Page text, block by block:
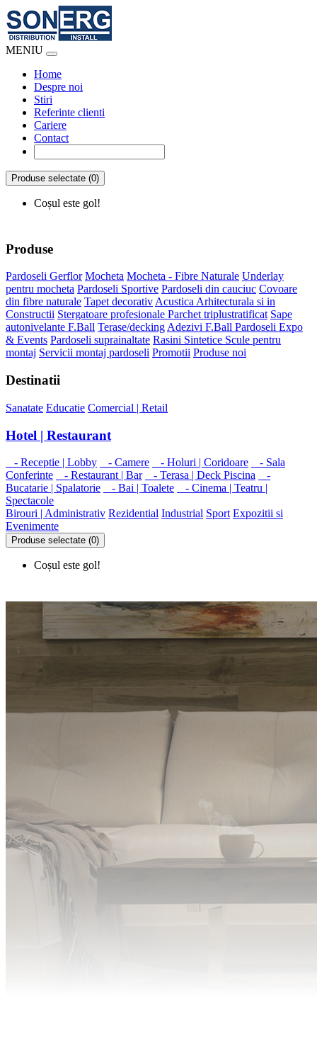
MENIU
Home
Despre noi
Stiri
Referinte clienti
Cariere
Contact
Produse selectate (0)
Coșul este gol!
Produse
Pardoseli Gerflor Mocheta Mocheta - Fibre Naturale Underlay
pentru mocheta Pardoseli Sportive Pardoseli din cauciuc Covoare
din fibre naturale Tapet decorativAcustica Arhitecturala si in
Constructii Stergatoare profesionale Parchet triplustratificat Sape
autonivelante F.Ball Terase/deckingAdezivi F.Ball Pardoseli Expo
& Events Pardoseli suprainaltate Rasini Sintetice Scule pentru
montaj Servicii montaj pardoseli Promotii Produse noi
Destinatii
Sanatate Educatie Comercial | Retail
Hotel | Restaurant
- Receptie | Lobby - Camere - Holuri | Coridoare
- Sala
Conferinte
- Restaurant | Bar - Terasa | Deck Piscina
-
Bucatarie | Spalatorie
- Bai | Toalete
- Cinema | Teatru |
Spectacole
Birouri | Administrativ Rezidential Industrial Sport Expozitii si
Evenimente
Produse selectate (0)
Coșul este gol!